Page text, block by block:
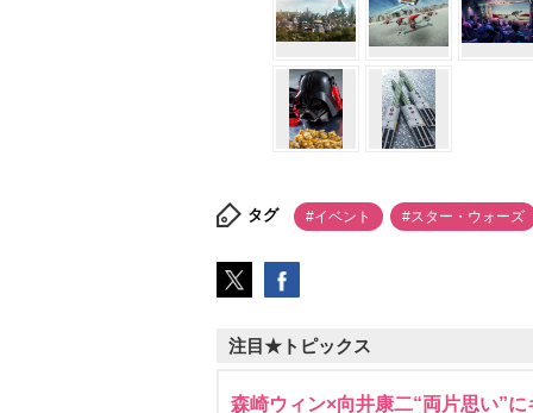
タグ #イベント #スター・ウォーズ
注目★トピックス
森崎ウィン×向井康二“両片思い”